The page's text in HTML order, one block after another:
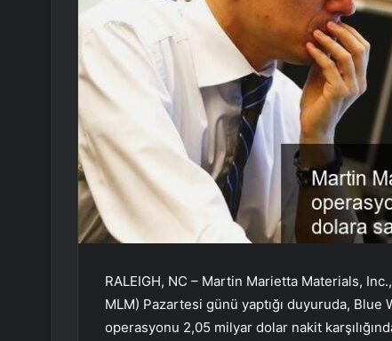
RALEIGH, NC – Martin Marietta Materials,
MLM) Pazartesi günü yaptığı duyuruda,
operasyonu 2,05 milyar dolar nakit